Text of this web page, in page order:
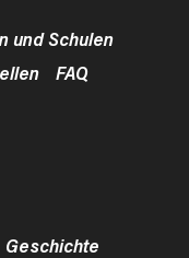
und Schulen
FAQ
Geschichte